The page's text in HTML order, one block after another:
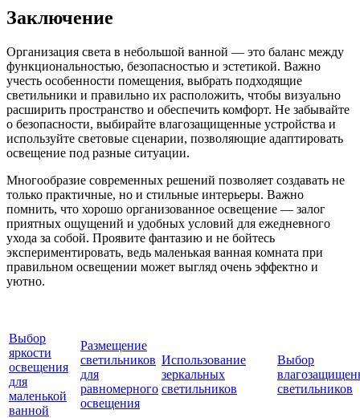
Заключение
Организация света в небольшой ванной — это баланс между
функциональностью, безопасностью и эстетикой. Важно
учесть особенности помещения, выбрать подходящие
светильники и правильно их расположить, чтобы визуально
расширить пространство и обеспечить комфорт. Не забывайте
о безопасности, выбирайте влагозащищенные устройства и
используйте световые сценарии, позволяющие адаптировать
освещение под разные ситуации.
Многообразие современных решений позволяет создавать не
только практичные, но и стильные интерьеры. Важно
помнить, что хорошо организованное освещение — залог
приятных ощущений и удобных условий для ежедневного
ухода за собой. Проявите фантазию и не бойтесь
экспериментировать, ведь маленькая ванная комната при
правильном освещении может выгляд очень эффектно и
уютно.
Выбор
яркости
освещения
для
маленькой
ванной
Размещение
светильников
для
равномерного
освещения
Использование
зеркальных
светильников
Выбор
светильников